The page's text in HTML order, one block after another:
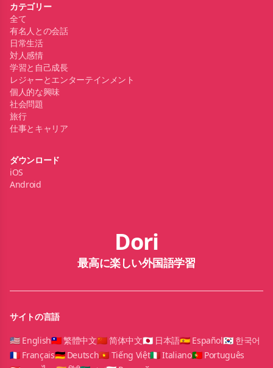
カテゴリー
全て
有名人との会話
日常生活
対人感情
学習と自己成長
レジャーとエンターテインメント
個人的な興味
社会問題
旅行
仕事とキャリア
ダウンロード
iOS
Android
Dori
最高に楽しい外国語学習
サイトの言語
🇺🇸 English🇹🇼 繁體中文🇨🇳 简体中文🇯🇵 日本語🇪🇸 Español🇰🇷 한국어
🇫🇷 Français🇩🇪 Deutsch🇻🇳 Tiếng Việt🇮🇹 Italiano🇵🇹 Português